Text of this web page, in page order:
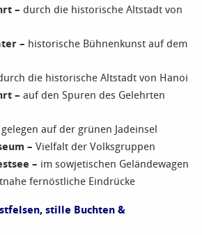
– durch die historische Altstadt von
– historische Bühnenkunst auf dem
die historische Altstadt von Hanoi
– auf den Spuren des Gelehrten
gelegen auf der grünen Jadeinsel
– Vielfalt der Volksgruppen
– im sowjetischen Geländewagen
fernöstliche Eindrücke
stille Buchten &